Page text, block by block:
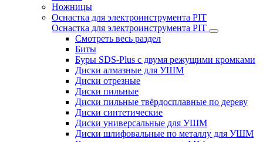
Ножницы
Оснастка для электроинструмента PIT
Оснастка для электроинструмента PIT
Смотреть весь раздел
Биты
Буры SDS-Plus c двумя режущими кромками
Диски алмазные для УШМ
Диски отрезные
Диски пильные
Диски пильные твёрдосплавные по дереву
Диски синтетические
Диски универсальные для УШМ
Диски шлифовальные по металлу для УШМ